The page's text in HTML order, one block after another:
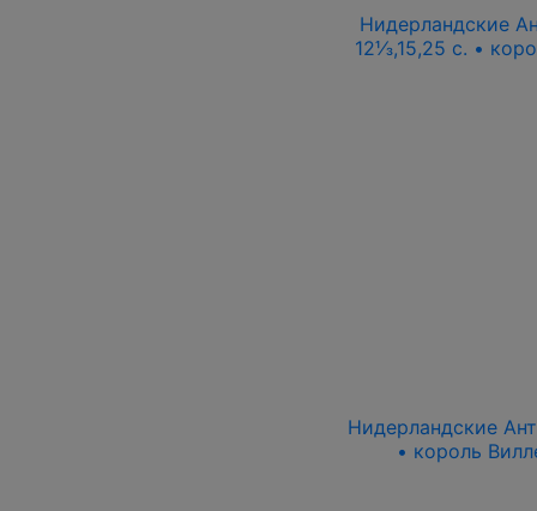
Нидерландские
12⅓,15,25 c. •
Нидерландские
• король